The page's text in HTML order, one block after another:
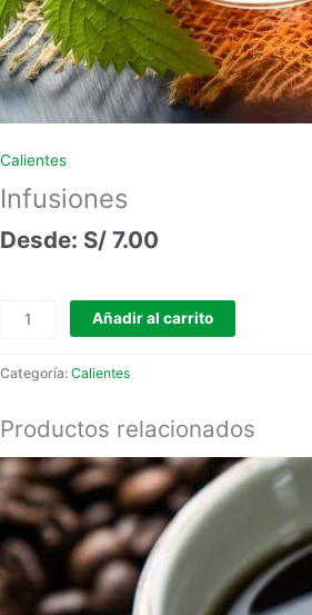
Calientes
Infusiones
S/ 7.00
Añadir al carrito
Categoría: Calientes
Productos relacionados